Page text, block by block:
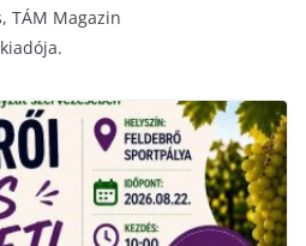
TÁM Magazin